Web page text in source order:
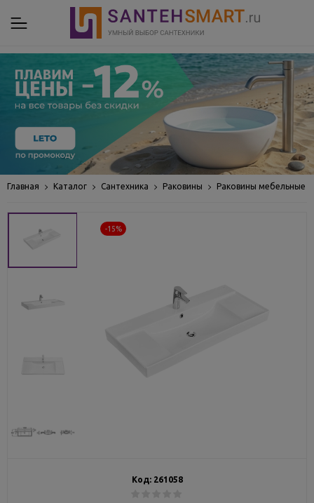
Главная Каталог Сантехника Раковины Раковины мебельные
-15%
Код: 261058